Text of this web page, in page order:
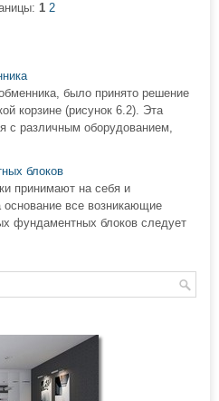
1 2
было принято решение
корзине (рисунок 6.2). Эта
с различным оборудованием,
блоков
принимают на себя и
все возникающие
фундаментных блоков следует